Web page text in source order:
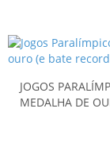
JOGOS
MEDALHA DE